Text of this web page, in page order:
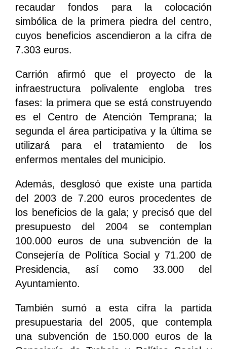
recaudar fondos para la colocación
simbólica de la primera piedra del centro,
cuyos beneficios ascendieron a la cifra de
7.303 euros.
Carrión afirmó que el proyecto de la
infraestructura polivalente engloba tres
fases: la primera que se está construyendo
es el Centro de Atención Temprana; la
segunda el área participativa y la última se
utilizará para el tratamiento de los
enfermos mentales del municipio.
Además, desglosó que existe una partida
del 2003 de 7.200 euros procedentes de
los beneficios de la gala; y precisó que del
presupuesto del 2004 se contemplan
100.000 euros de una subvención de la
Consejería de Política Social y 71.200 de
Presidencia, así como 33.000 del
Ayuntamiento.
También sumó a esta cifra la partida
presupuestaria del 2005, que contempla
una subvención de 150.000 euros de la